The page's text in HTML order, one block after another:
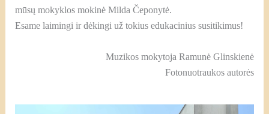
mūsų mokyklos mokinė Milda Čeponytė.
Esame laimingi ir dėkingi už tokius edukacinius susitikimus!
Muzikos mokytoja Ramunė Glinskienė
Fotonuotraukos autorės